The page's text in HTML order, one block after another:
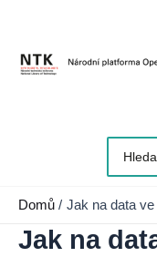
obsah
pro:
Domů Jak na data
Jak na